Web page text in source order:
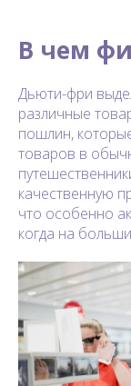
В чем
Дьюти-фри
различные
пошлин,
товаров в
качественную
что особенно
когда на